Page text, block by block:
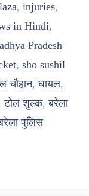
, injuries,
in Hindi,
Pradesh
, sho sushil
चौहान,घायल,
टोल शुल्क,बरेला
पुलिस